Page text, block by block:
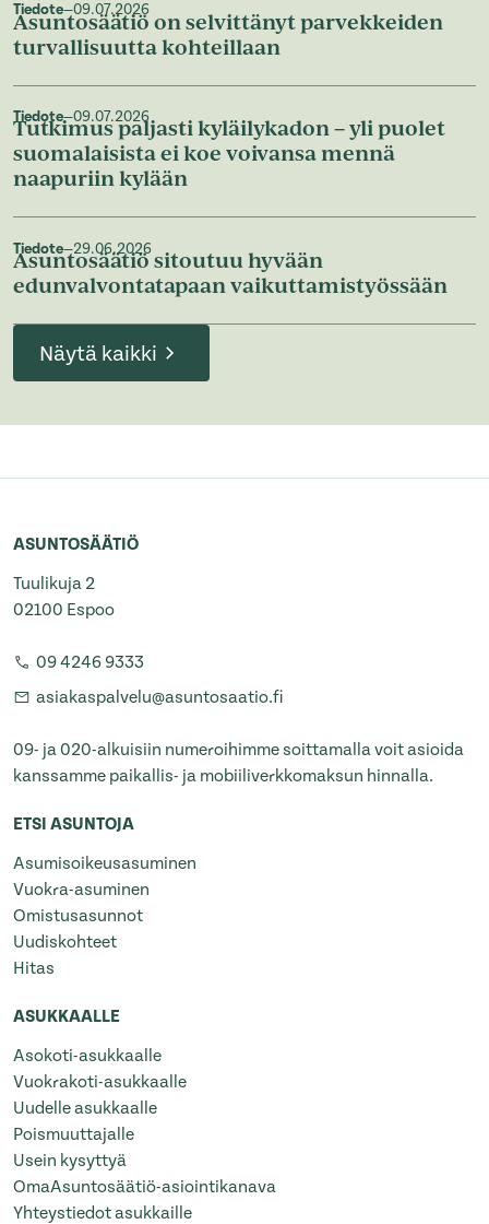
Tiedote—09.07.2026
Asuntosäätiö on selvittänyt parvekkeiden
turvallisuutta kohteillaan
Tiedote—09.07.2026
Tutkimus paljasti kyläilykadon – yli puolet
suomalaisista ei koe voivansa mennä
naapuriin kylään
Tiedote—29.06.2026
Asuntosäätiö sitoutuu hyvään
edunvalvontatapaan vaikuttamistyössään
Näytä kaikki
ASUNTOSÄÄTIÖ
Tuulikuja 2
02100 Espoo
09 4246 9333
asiakaspalvelu@asuntosaatio.fi
09- ja 020-alkuisiin numeroihimme soittamalla voit asioida
kanssamme paikallis- ja mobiiliverkkomaksun hinnalla.
ETSI ASUNTOJA
Asumisoikeusasuminen
Vuokra-asuminen
Omistusasunnot
Uudiskohteet
Hitas
ASUKKAALLE
Asokoti-asukkaalle
Vuokrakoti-asukkaalle
Uudelle asukkaalle
Poismuuttajalle
Usein kysyttyä
OmaAsuntosäätiö-asiointikanava
Yhteystiedot asukkaille